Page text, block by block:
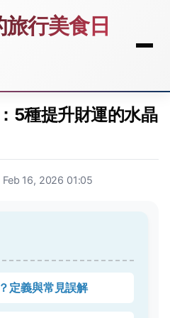
行美食日
5種提升財運的水晶
Feb 16, 2026 01:05
定義與常見誤解